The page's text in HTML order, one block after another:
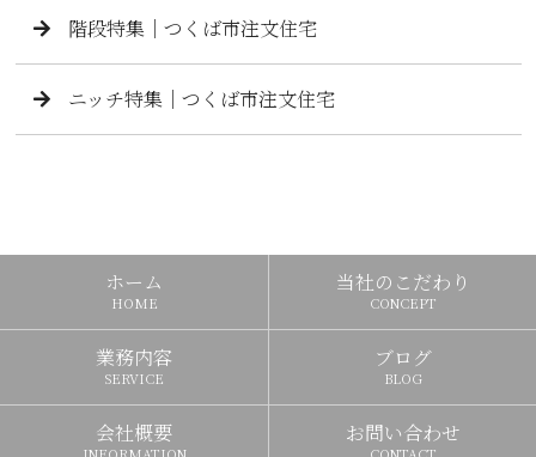
階段特集｜つくば市注文住宅
ニッチ特集｜つくば市注文住宅
ホーム
HOME
当社のこだわり
CONCEPT
業務内容
SERVICE
ブログ
BLOG
会社概要 お問い合わせ